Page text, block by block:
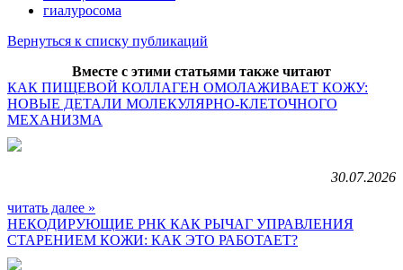
гиалуросома
Вернуться к списку публикаций
Вместе с этими статьями также читают
КАК ПИЩЕВОЙ КОЛЛАГЕН ОМОЛАЖИВАЕТ КОЖУ:
НОВЫЕ ДЕТАЛИ МОЛЕКУЛЯРНО-КЛЕТОЧНОГО
МЕХАНИЗМА
30.07.2026
читать далее »
НЕКОДИРУЮЩИЕ РНК КАК РЫЧАГ УПРАВЛЕНИЯ
СТАРЕНИЕМ КОЖИ: КАК ЭТО РАБОТАЕТ?